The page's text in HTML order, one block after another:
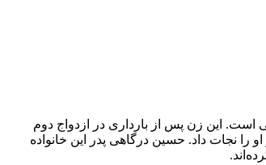
است. این زن پس از بارداری در ازدواج دوم
رسید و او را نجات داد. حسین درگاهی پدر این خانواده